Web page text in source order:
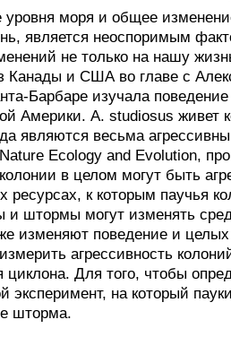
моря и общее
является неоспоримым
не только на нашу
Канады и США во главе с
Барбаре изучала
Америки. A. studiosus живет
являются весьма
Ecology and Evolution,
в целом могут быть
ресурсах, к которым паучья
и штормы могут изменять
изменяют поведение и
агрессивность
циклона. Для того, чтобы
эксперимент, на который
шторма.